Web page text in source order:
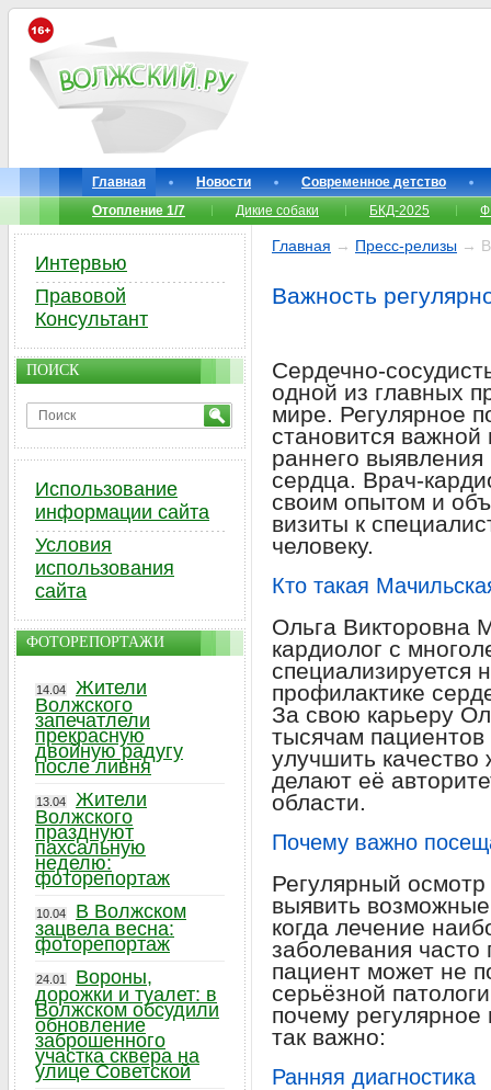
Главная Новости
Современное детство
Отопление 1/7
Дикие собаки БКД-2025
Главная → Пресс-релизы →
Важность
Сердечно-
одной из главных
мире. Регулярное
становится
раннего
сердца. Врач-
своим опытом и
визиты к
человеку.
Кто такая
Ольга Викторовна
кардиолог с
специализируется
профилактике
За свою карьеру
тысячам
улучшить
делают её
области.
Почему важно
Регулярный осмотр
выявить
когда лечение
заболевания
пациент может не
серьёзной
почему
так важно:
Ранняя диагностика
Интервью
Правовой
Консультант
ПОИСК
Использование
информации сайта
Условия
использования
сайта
ФОТОРЕПОРТАЖИ
14.04
Жители
Волжского
запечатлели
прекрасную
двойную радугу
после ливня
13.04
Жители
Волжского
празднуют
пахсальную
неделю:
фоторепортаж
10.04
В Волжском
зацвела весна:
фоторепортаж
24.01
Вороны,
дорожки и туалет: в
Волжском обсудили
обновление
заброшенного
участка сквера на
улице Советской